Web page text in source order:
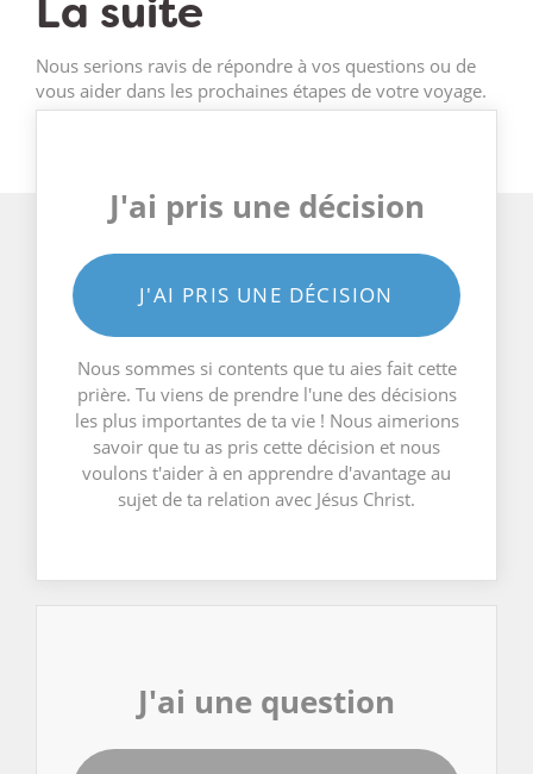
La suite
Nous serions ravis de répondre à vos questions ou de
vous aider dans les prochaines étapes de votre voyage.
J'ai pris une décision
J'AI PRIS UNE DÉCISION
Nous sommes si contents que tu aies fait cette
prière. Tu viens de prendre l'une des décisions
les plus importantes de ta vie ! Nous aimerions
savoir que tu as pris cette décision et nous
voulons t'aider à en apprendre d'avantage au
sujet de ta relation avec Jésus Christ.
J'ai une question